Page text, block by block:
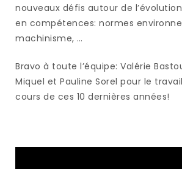
nouveaux défis autour de
en compétences: normes
machinisme, …
Bravo à toute l’équipe: Valérie
Miquel et Pauline Sorel pour le
cours de ces 10 dernières années!